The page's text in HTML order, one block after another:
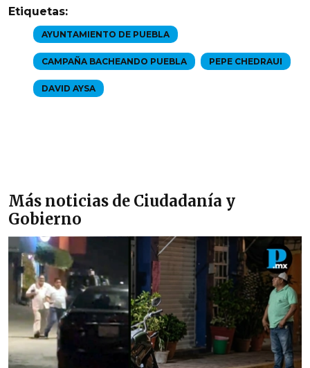
Etiquetas:
AYUNTAMIENTO DE PUEBLA
CAMPAÑA BACHEANDO PUEBLA PEPE CHEDRAUI
DAVID AYSA
Más noticias de Ciudadanía y
Gobierno